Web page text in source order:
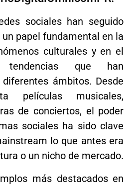
sociales han seguido
papel fundamental en la
culturales y en el
que han
ámbitos. Desde
películas musicales,
de conciertos, el poder
sociales ha sido clave
lo que antes era
o un nicho de mercado.
más destacados en